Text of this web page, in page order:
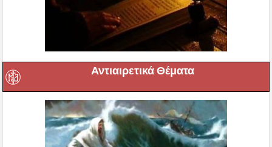
Αντιαιρετικά Θέματα